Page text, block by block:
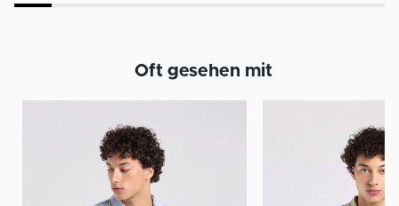
Oft gesehen mit